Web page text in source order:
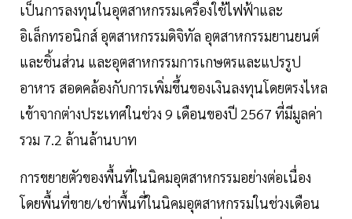
เป็นการลงทุนในอุตสาหกรรมเครื่องใช้ไฟฟ้าและ
อิเล็กทรอนิกส์ อุตสาหกรรมดิจิทัล อุตสาหกรรมยานยนต์
และชิ้นส่วน และอุตสาหกรรมการเกษตรและแปรรูป
อาหาร สอดคล้องกับการเพิ่มขึ้นของเงินลงทุนโดยตรงไหล
เข้าจากต่างประเทศในช่วง 9 เดือนของปี 2567 ที่มีมูลค่า
รวม 7.2 ล้านล้านบาท
การขยายตัวของพื้นที่ในนิคมอุตสาหกรรมอย่างต่อเนื่อง
โดยพื้นที่ขาย/เช่าพื้นที่ในนิคมอุตสาหกรรมในช่วงเดือน